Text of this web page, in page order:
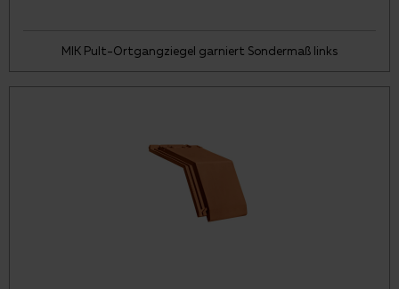
MIK Pult-Ortgangziegel garniert Sondermaß links